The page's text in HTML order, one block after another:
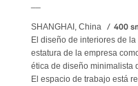
SHANGHAI, China 400
El diseño de interiores de
estatura de la empresa
ética de diseño minimalista
El espacio de trabajo está